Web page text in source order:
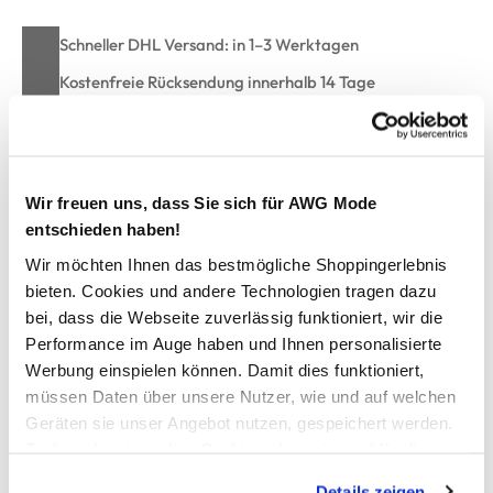
Wir freuen uns, dass Sie sich für AWG Mode
entschieden haben!
Wir möchten Ihnen das bestmögliche Shoppingerlebnis
bieten. Cookies und andere Technologien tragen dazu
bei, dass die Webseite zuverlässig funktioniert, wir die
Performance im Auge haben und Ihnen personalisierte
Werbung einspielen können. Damit dies funktioniert,
müssen Daten über unsere Nutzer, wie und auf welchen
Geräten sie unser Angebot nutzen, gespeichert werden.
Schneller DHL Versand: in 1–3 Werktagen
Kostenfreie Rücksendung innerhalb 14 Tage
Kostenlose Filiallieferung in Ihre Wunschfiliale
Zur Wunschliste hinzufügen
Damen T-Shirt mit Punkten
bequemes T-Shirt von Tom Tailor
Rundhalsausschnitt mit Rollkante
im Punktedesign allover
weite, entspannte Schnittform